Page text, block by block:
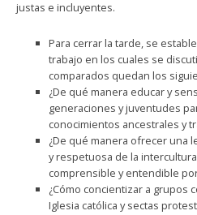
justas e incluyentes.
Para cerrar la tarde, se
trabajo en los cuales se
comparados quedan los
¿De qué manera educar y
generaciones y juventudes
conocimientos ancestrales y
¿De qué manera ofrecer una
y respetuosa de la
comprensible y entendible
¿Cómo concientizar a grupos
Iglesia católica y sectas